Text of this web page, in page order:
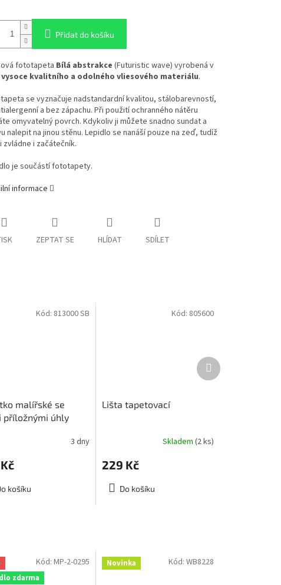
Přidat do košíku
fototapeta Bílá abstrakce (Futuristic wave) vyrobená v
vysoce kvalitního a odolného vliesového materiálu.
se vyznačuje nadstandardní kvalitou, stálobarevností,
a bez zápachu. Při použití ochranného nátěru
omyvatelný povrch. Kdykoliv ji můžete snadno sundat a
nalepit na jinou stěnu. Lepidlo se nanáší pouze na zeď, tudíž
zvládne i začátečník.
je součástí fototapety.
informace
ZEPTAT SE HLÍDAT SDÍLET
malířské se
příložnými úhly
3 dny
košíku
Kód: 813000 SB
Lišta tapetovací
produktu
1,7
Skladem(2 ks)
229 Kč
Do košíku
Kód: 805600
Další
produkt
zdarma
Kód:MP-2-0295 Novinka Kód: WB8228